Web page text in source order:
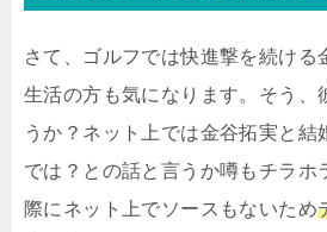
さて、ゴルフでは快進撃を続ける
生活の方も気になります。そう、
うか？ネット上では金谷拓実と結
では？との話と言うか噂もチラホ
際にネット上でソースもないため